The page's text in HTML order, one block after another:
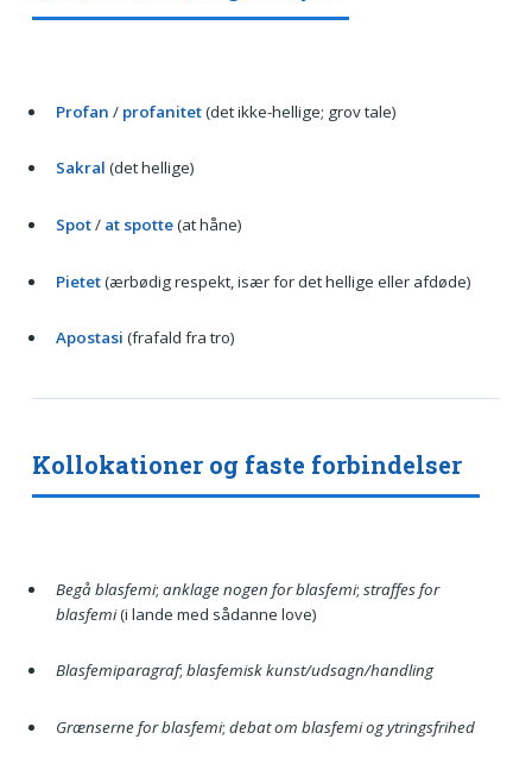
Profan / profanitet(det ikke-hellige; grov tale)
Sakral (det hellige)
Spot/ at spotte(at håne)
Pietet(ærbødig respekt, især for det hellige eller afdøde)
Apostasi (frafald fra tro)
Kollokationer og faste forbindelser
Begå blasfemi; anklage nogen for blasfemi; straffes for
blasfemi(i lande med sådanne love)
Blasfemiparagraf; blasfemisk kunst/udsagn/handling
Grænserne for blasfemi; debat om blasfemi og ytringsfrihed